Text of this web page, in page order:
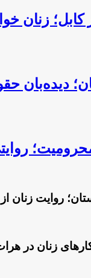
زنان
دیده‌بان
روایت زنان
زنان در